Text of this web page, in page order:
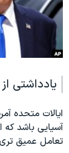
فرهنگ و زندگی
حقوق شهروندی
اسرائیل در جنگ
آرشیو پخش زنده
مستندها
انتخابات ریاست
حمله جمهوری
ورزش زنان در
مجموعه
تریبونال مردمی
دنبال کنید
زبانهای
یادداشتی
ایالات متحده
آسیایی باشد که
تعامل عمیق